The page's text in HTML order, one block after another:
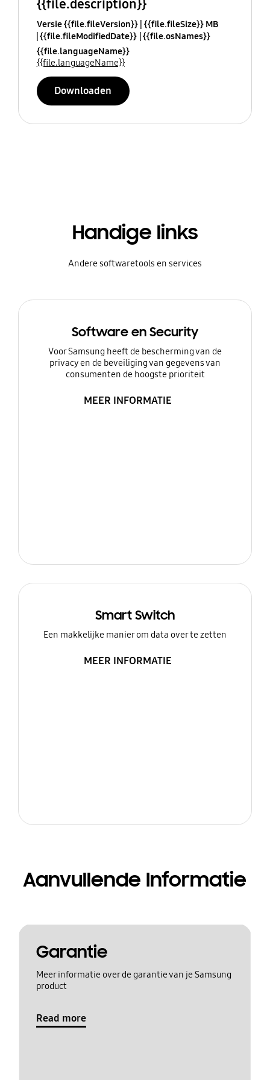
{{file.description}}
Versie {{file.fileVersion}} {{file.fileSize}} MB
{{file.fileModifiedDate}} {{file.osNames}}
{{file.languageName}}
{{file.languageName}}
Downloaden
Handige links
Andere softwaretools en services
Software en Security
Voor Samsung heeft de bescherming van de
privacy en de beveiliging van gegevens van
consumenten de hoogste prioriteit
MEER INFORMATIE
Smart Switch
Een makkelijke manier om data over te zetten
MEER INFORMATIE
Aanvullende Informatie
Garantie
Meer informatie over de garantie van je Samsung
product
Read more